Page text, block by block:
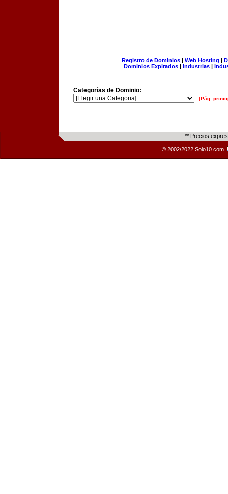
Registro de Dominios| Web Hosting |
Dominios Expirados | Industrias |
Categorías de Dominio:
[Pág.
** Precios
© 2002/2022 Solo10.com